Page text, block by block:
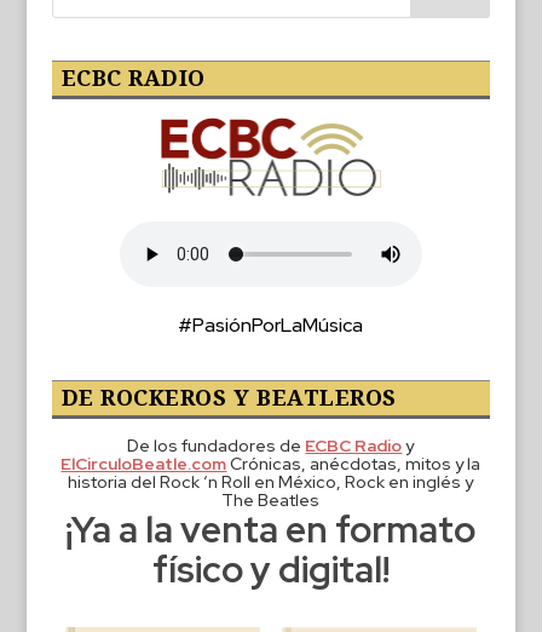
ECBC RADIO
#PasiónPorLaMúsica
DE ROCKEROS Y BEATLEROS
De los fundadores de ECBC Radioy
ElCirculoBeatle.comCrónicas, anécdotas, mitos y la
historia del Rock ‘n Roll en México, Rock en inglés y
The Beatles
¡Ya a la venta en formato
físico y digital!